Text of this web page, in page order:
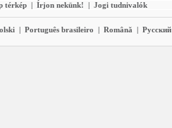
térkép | Írjon nekünk! | Jogi tudnivalók
| Português brasileiro | Română | Pyccĸий